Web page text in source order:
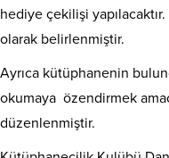
hediye çekilişi
olarak belirlenmiştir.
Ayrıca kütüphanenin
okumaya özendirmek
düzenlenmiştir.